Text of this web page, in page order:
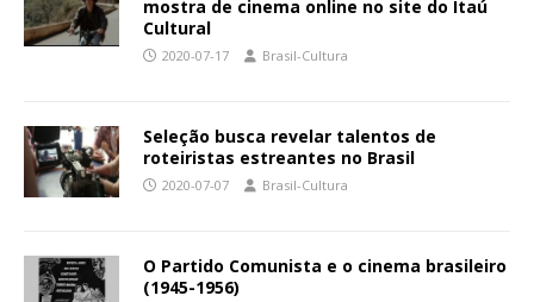
mostra de cinema online no site do Itaú
Cultural
2020-07-17 Brasil-Cultura
Seleção busca revelar talentos de
roteiristas estreantes no Brasil
2020-07-07 Brasil-Cultura
O Partido Comunista e o cinema brasileiro
(1945-1956)